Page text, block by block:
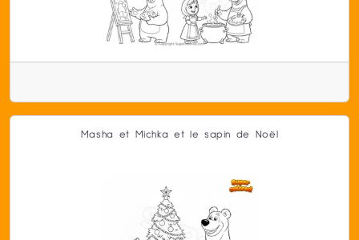
Masha et Michka et le sapin de Noël